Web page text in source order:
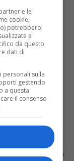
che fu, ma
di
funtan-
Rifugio
e le
cookie,
potrebbero
e
da questo
dati di
sulla
gestendo
a questa
il consenso